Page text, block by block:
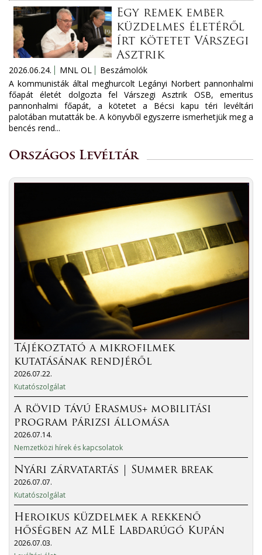
Egy remek ember
küzdelmes életéről
írt kötetet Várszegi
Asztrik
2026.06.24. MNL OL
Beszámolók
A kommunisták által meghurcolt Legányi Norbert pannonhalmi
főapát életét dolgozta fel Várszegi Asztrik OSB, emeritus
pannonhalmi főapát, a kötetet a Bécsi kapu téri levéltári
palotában mutatták be. A könyvből egyszerre ismerhetjük meg a
bencés rend...
Országos Levéltár
Tájékoztató a mikrofilmek
kutatásának rendjéről
2026.07.22.
Kutatószolgálat
A rövid távú Erasmus+ mobilitási
program párizsi állomása
2026.07.14.
Nemzetközi hírek és kapcsolatok
Nyári zárvatartás | Summer break
2026.07.07.
Kutatószolgálat
Heroikus küzdelmek a rekkenő
hőségben az MLE Labdarúgó Kupán
2026.07.03.